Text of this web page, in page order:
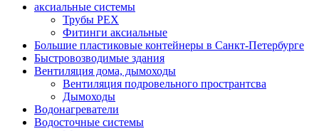
аксиальные системы
Трубы PEX
Фитинги аксиальные
Большие пластиковые контейнеры в Санкт-Петербурге
Быстровозводимые здания
Вентиляция дома, дымоходы
Вентиляция подровельного пространтсва
Дымоходы
Водонагреватели
Водосточные системы